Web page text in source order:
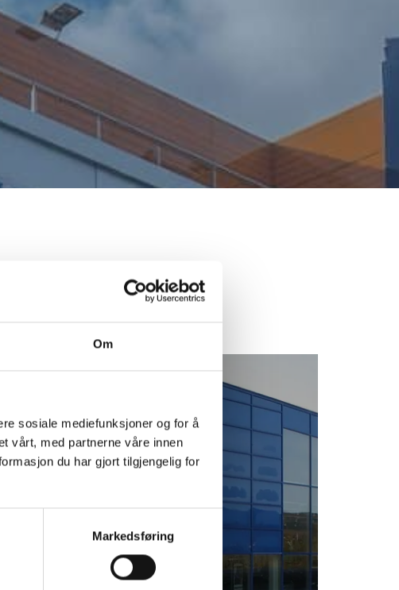
Om
sosiale mediefunksjoner og for å
vårt, med partnerne våre innen
du har gjort tilgjengelig for
Markedsføring